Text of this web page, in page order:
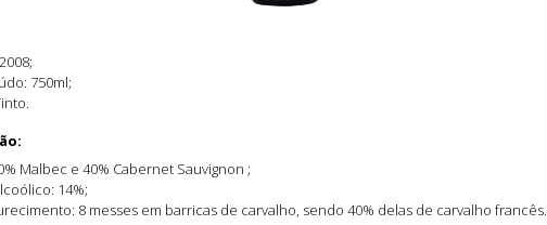
750ml;
Malbec e 40% Cabernet Sauvignon ;
14%;
8 messes em barricas de carvalho, sendo 40% delas de carvalho francês.